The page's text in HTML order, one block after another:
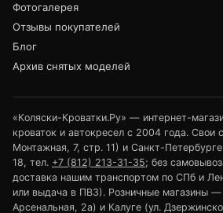
Фотогалерея
Отзывы покупателей
Блог
Архив снятых моделей
«Коляски-Кроватки.Ру» — интернет-
кроваток и автокресел с 2004 года. Свои
Монтажная, 7, стр. 11) и Санкт-
18, тел. +7 (812) 213-31-35; без
доставка нашим транспортом по СПб и
или выдача в ПВЗ). Розничные магазины —
Арсенальная, 2а) и Калуге (ул.